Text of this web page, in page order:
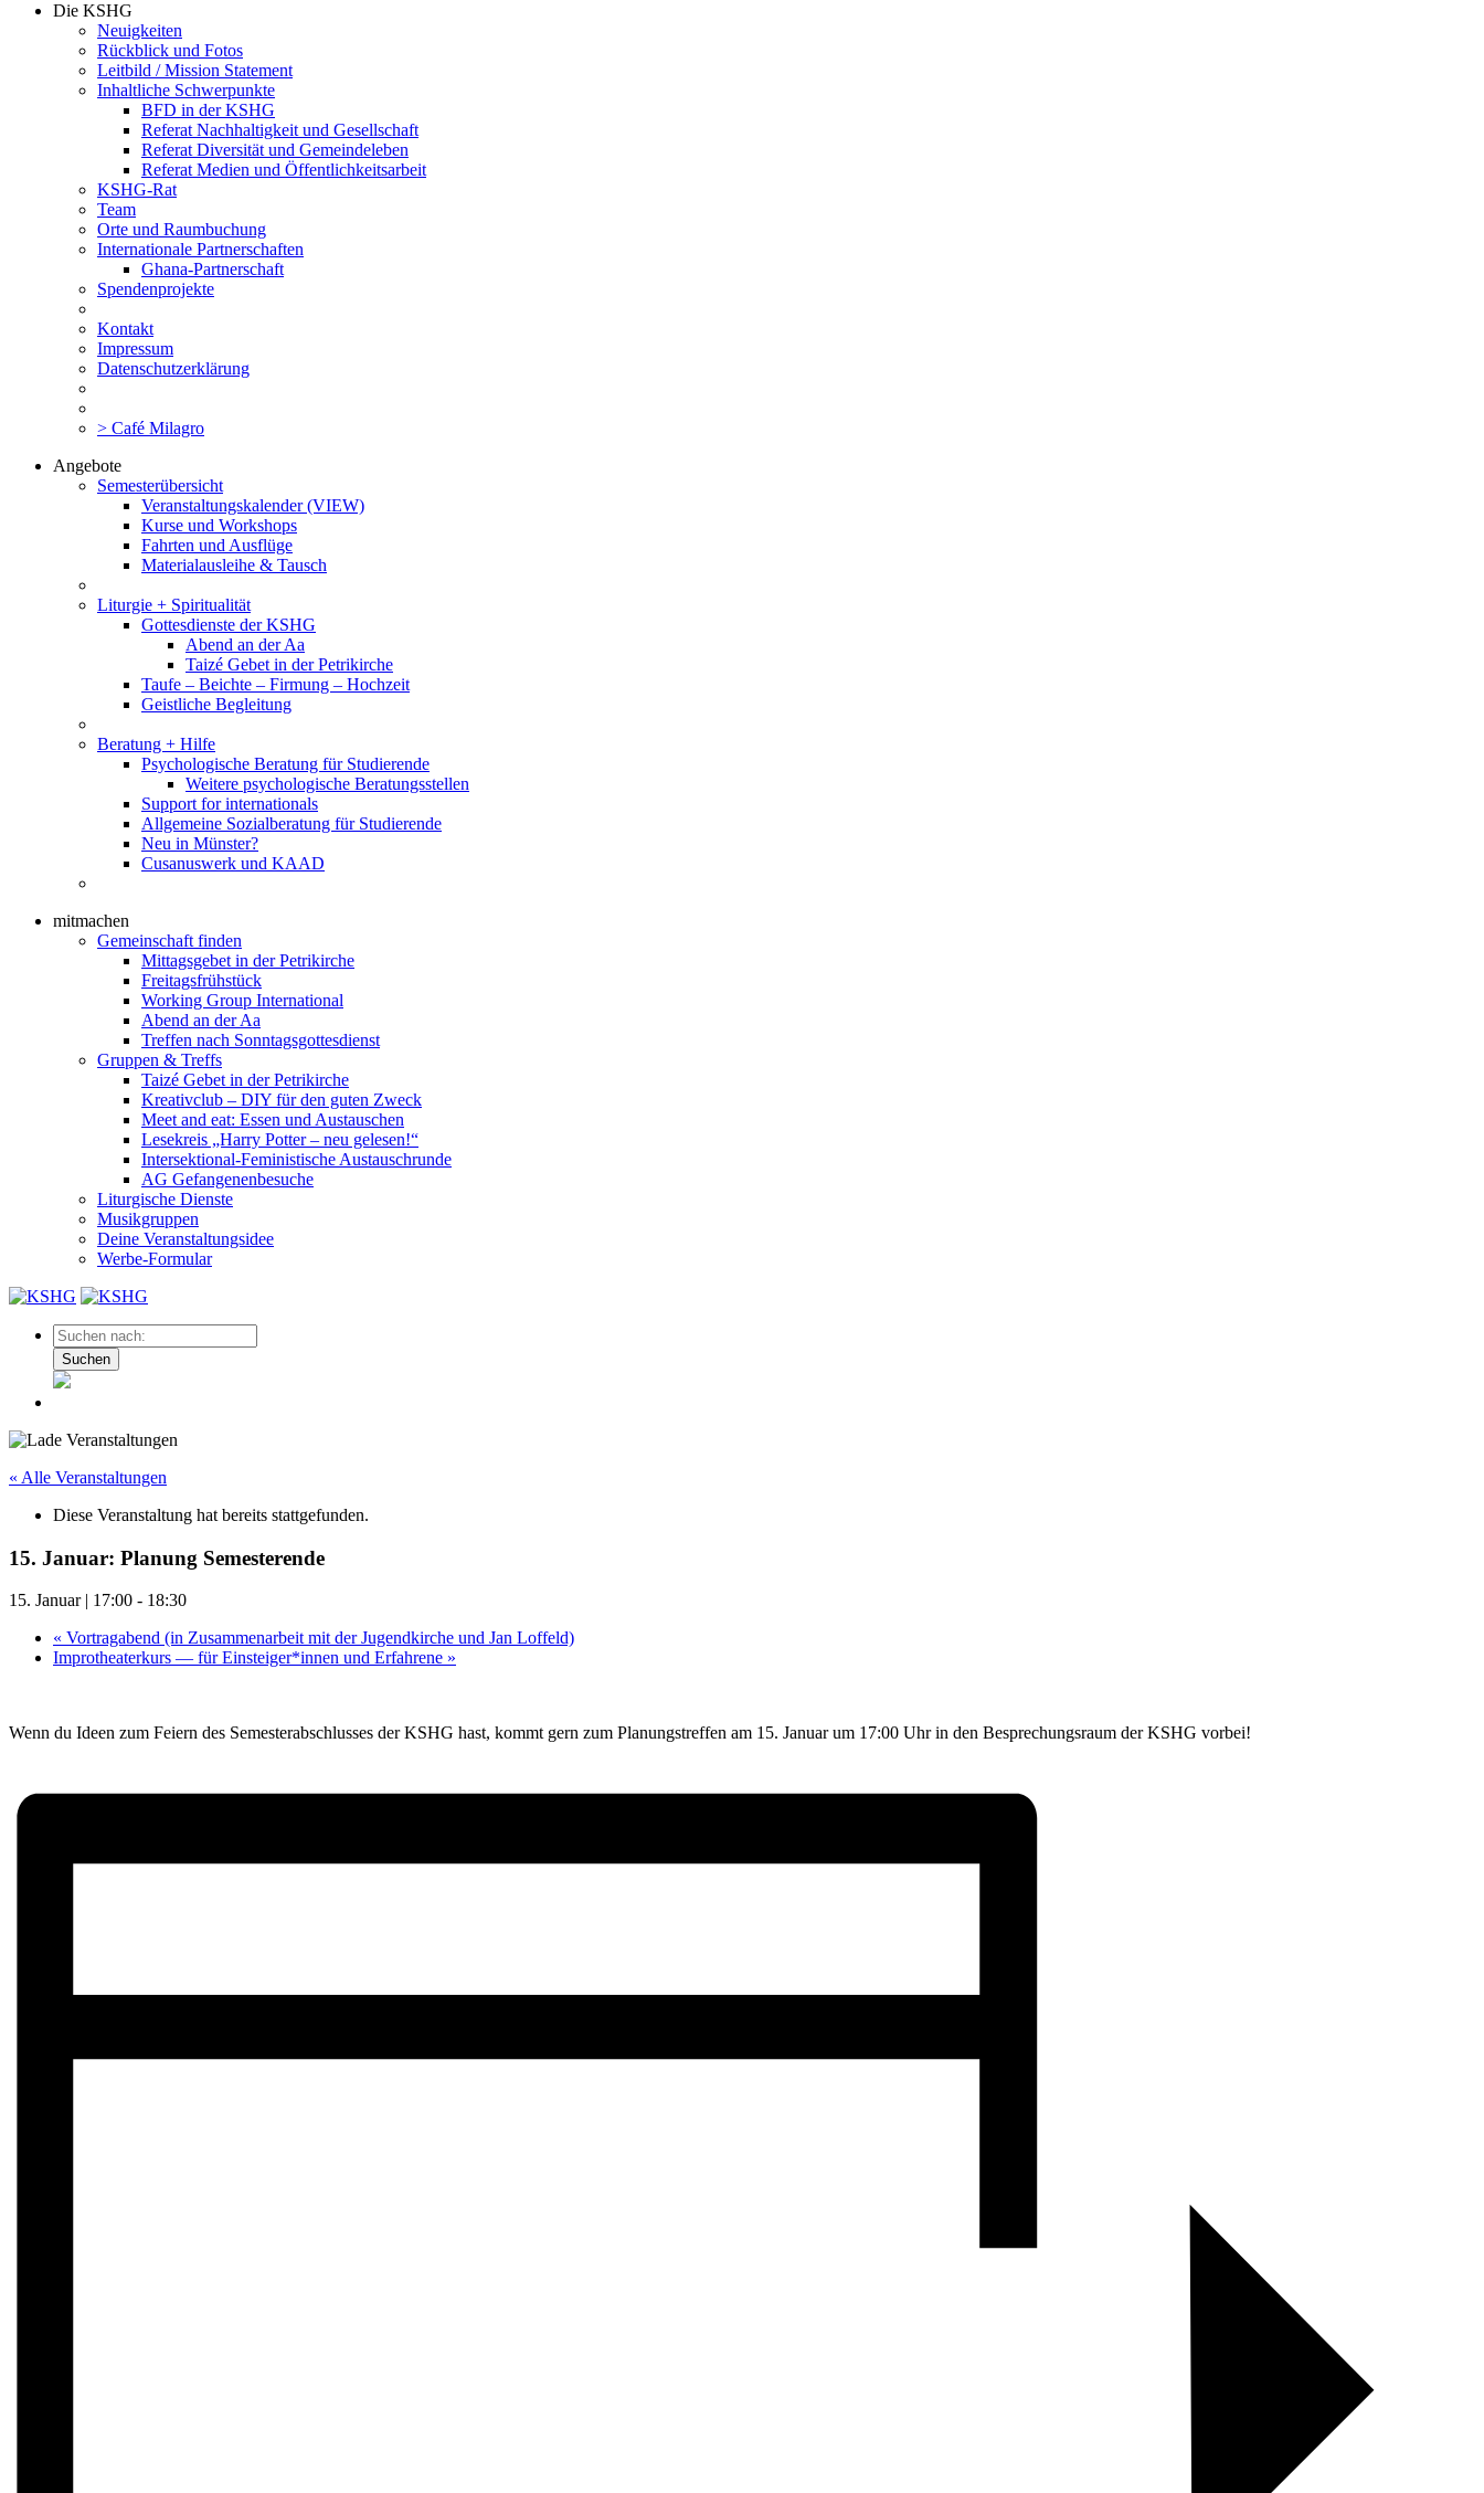
Die KSHG
Neuigkeiten
Rückblick und Fotos
Leitbild / Mission Statement
Inhaltliche Schwerpunkte
BFD in der KSHG
Referat Nachhaltigkeit und Gesellschaft
Referat Diversität und Gemeindeleben
Referat Medien und Öffentlichkeitsarbeit
KSHG-Rat
Team
Orte und Raumbuchung
Internationale Partnerschaften
Ghana-Partnerschaft
Spendenprojekte
Kontakt
Impressum
Datenschutzerklärung
> Café Milagro
Angebote
Semesterübersicht
Veranstaltungskalender (VIEW)
Kurse und Workshops
Fahrten und Ausflüge
Materialausleihe & Tausch
Liturgie + Spiritualität
Gottesdienste der KSHG
Abend an der Aa
Taizé Gebet in der Petrikirche
Taufe – Beichte – Firmung – Hochzeit
Geistliche Begleitung
Beratung + Hilfe
Psychologische Beratung für Studierende
Weitere psychologische Beratungsstellen
Support for internationals
Allgemeine Sozialberatung für Studierende
Neu in Münster?
Cusanuswerk und KAAD
mitmachen
Gemeinschaft finden
Mittagsgebet in der Petrikirche
Freitagsfrühstück
Working Group International
Abend an der Aa
Treffen nach Sonntagsgottesdienst
Gruppen & Treffs
Taizé Gebet in der Petrikirche
Kreativclub – DIY für den guten Zweck
Meet and eat: Essen und Austauschen
Lesekreis „Harry Potter – neu gelesen!“
Intersektional-Feministische Austauschrunde
AG Gefangenenbesuche
Liturgische Dienste
Musikgruppen
Deine Veranstaltungsidee
Werbe-Formular
Suchen
« Alle Veranstaltungen
Diese Veranstaltung hat bereits stattgefunden.
15. Januar: Planung Semesterende
15. Januar | 17:00 - 18:30
« Vortragabend (in Zusammenarbeit mit der Jugendkirche und Jan Loffeld)
Improtheaterkurs — für Einsteiger*innen und Erfahrene »
Wenn du Ideen zum Feiern des Semesterabschlusses der KSHG hast, kommt gern zum Planungstreffen am 15. Januar um 17:00 Uhr in den Besprechungsraum der KSHG vorbei!